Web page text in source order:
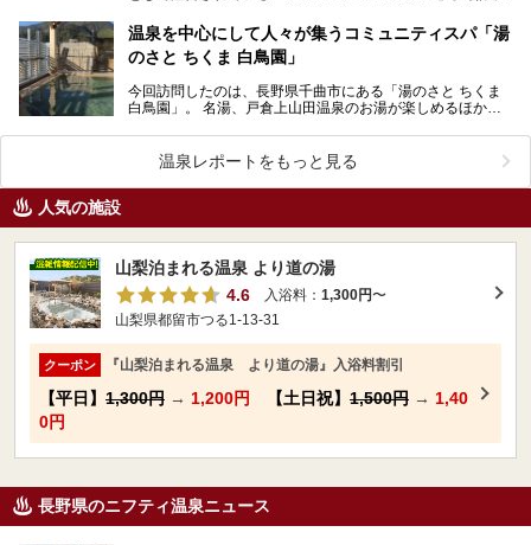
温泉を中心にして人々が集うコミュニティスパ「湯
のさと ちくま 白鳥園」
今回訪問したのは、長野県千曲市にある「湯のさと ちくま
白鳥園」。 名湯、戸倉上山田温泉のお湯が楽しめるほか、
温泉レポートをもっと見る
人気の施設
山梨泊まれる温泉 より道の湯
4.6
入浴料： 1,300円〜
山梨県都留市つる1-13-31
クーポン 『山梨泊まれる温泉 より道の湯』入浴料割引
【平日】 1,300円 → 1,200円 【土日祝】 1,500円 → 1,40
0円
長野県のニフティ温泉ニュース